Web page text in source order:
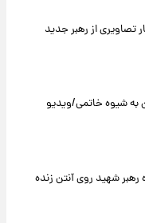
تصاویری از رهبر جدید
به شیوه خاتمی/ویدیو
شهید روی آنتن زنده